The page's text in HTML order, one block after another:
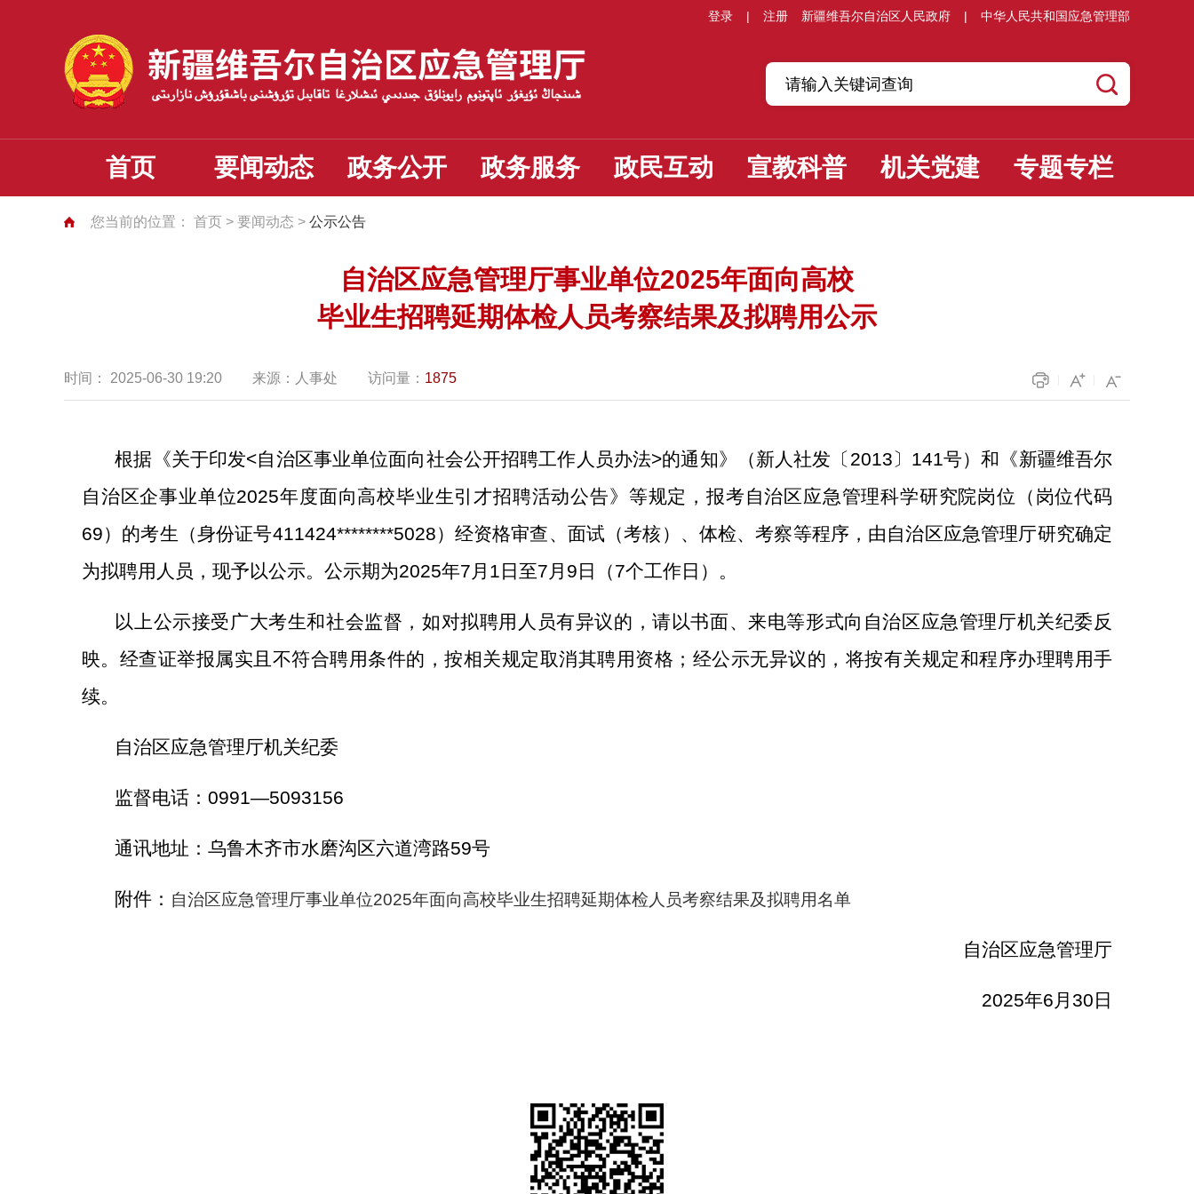
登录 | 注册 新疆维吾尔自治区人民政府 | 中华人民共和国应急管理部
首页 要闻动态 政务公开 政务服务 政民互动 宣教科普 机关党建 专题专栏
您当前的位置： 首页 > 要闻动态 > 公示公告
自治区应急管理厅事业单位2025年面向高校
毕业生招聘延期体检人员考察结果及拟聘用公示
时间： 2025-06-30 19:20 来源： 人事处 访问量： 1875
根据《关于印发<自治区事业单位面向社会公开招聘工作人员办法>的通知》（新人社发〔 2013〕 141号）和《新疆维吾尔
自治区企事业单位2025年度面向高校毕业生引才招聘活动公告》等规定，报考自治区应急管理科学研究院岗位（岗位代码
69）的考生（身份证号411424********5028）经资格审查、面试（考核）、体检、考察等程序，由自治区应急管理厅研究确定
为拟聘用 人员，现予以公示。 公示期为2025年7月 1 日至7月 9 日（7个工作日） 。
以上公示接受广大考生和社会监督 ， 如对拟聘用 人员有异议的，请以书面、来电等形式向自治区应急管理厅机关纪委反
映。经查证举报属实且不符合聘用条件的，按相关规定取消其聘用资格；经公示无异议的，将按有关规定和程序办理聘用手
续。
自治区应急管理厅机关纪委
监督电话：0991—5093156
通讯地址：乌鲁木齐市水磨沟区六道湾路59号
附件： 自治区应急管理厅事业单位2025年面向高校毕业生招聘延期体检人员考察结果及拟聘用名单
自治区应急管理厅
2025年6月 30 日